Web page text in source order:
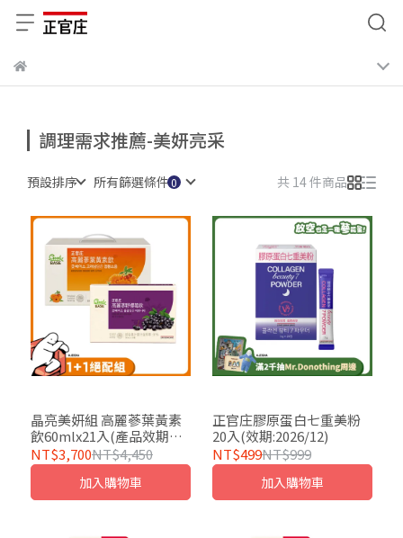
調理需求推薦-美妍亮采
預設排序 所有篩選條件 共 14 件商品
晶亮美妍組 高麗蔘葉黃素
飲60mlx21入(產品效期至
2028/06)+高麗蔘野櫻莓飲
30入(效期:2026/12/19)
NT$3,700NT$4,450
加入購物車
正官庄膠原蛋白七重美粉
20入(效期:2026/12)
NT$499NT$999
加入購物車